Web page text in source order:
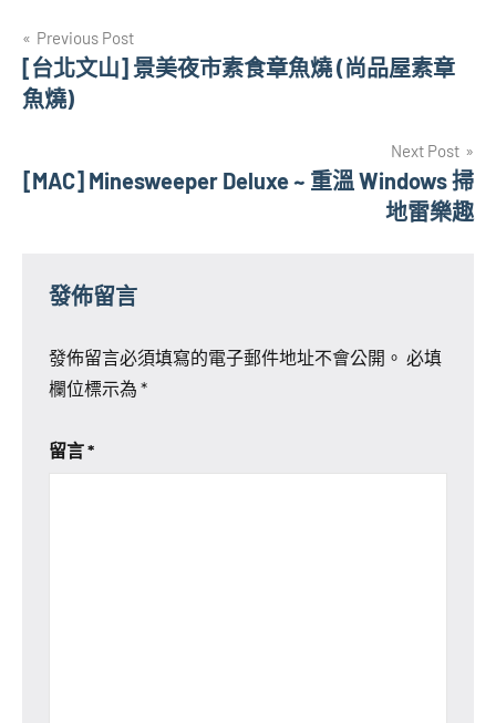
文
章
覽
Previous Post
[台北文山] 景美夜市素食章魚燒 (尚品屋素章
魚燒)
Next Post
[MAC] Minesweeper Deluxe ~ 重溫 Windows 掃
地雷樂趣
發佈留言
發佈留言必須填寫的電子郵件地址不會公開。 必填
欄位標示為 *
留言*